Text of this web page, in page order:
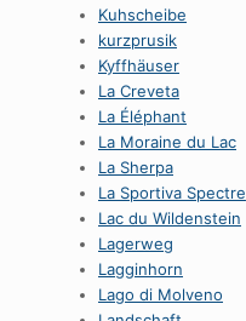
Kuhscheibe
kurzprusik
Kyffhäuser
La Creveta
La Éléphant
La Moraine du Lac
La Sherpa
La Sportiva Spectre
Lac du Wildenstein
Lagerweg
Lagginhorn
Lago di Molveno